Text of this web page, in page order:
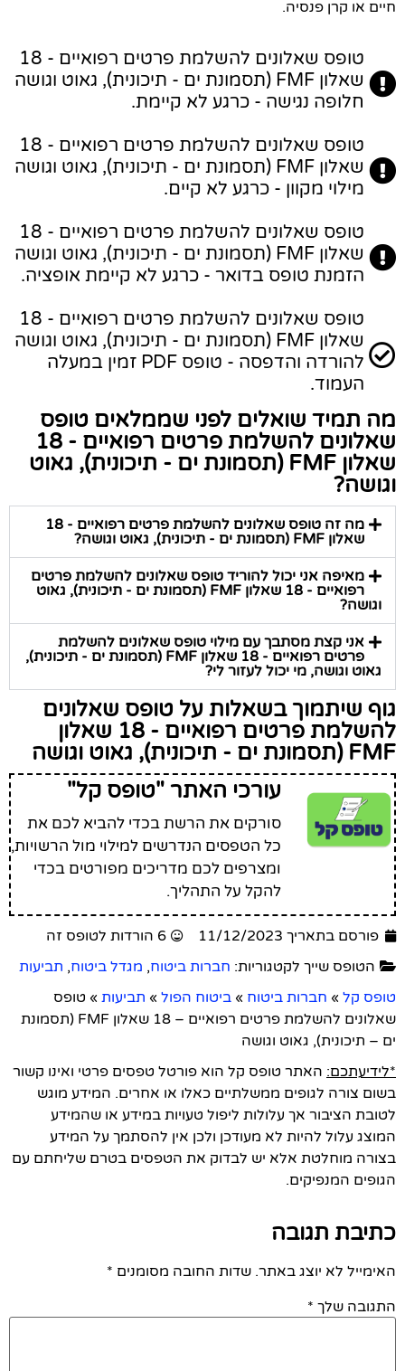
חיים או קרן פנסיה.
טופס שאלונים להשלמת פרטים רפואיים - 18
שאלון FMF (תסמונת ים - תיכונית), גאוט וגושה
חלופה נגישה - כרגע לא קיימת.
טופס שאלונים להשלמת פרטים רפואיים - 18
שאלון FMF (תסמונת ים - תיכונית), גאוט וגושה
מילוי מקוון - כרגע לא קיים.
טופס שאלונים להשלמת פרטים רפואיים - 18
שאלון FMF (תסמונת ים - תיכונית), גאוט וגושה
הזמנת טופס בדואר - כרגע לא קיימת אופציה.
טופס שאלונים להשלמת פרטים רפואיים - 18
שאלון FMF (תסמונת ים - תיכונית), גאוט וגושה
להורדה והדפסה - טופס PDF זמין במעלה
העמוד.
מה תמיד שואלים לפני שממלאים טופס
שאלונים להשלמת פרטים רפואיים - 18
שאלון FMF (תסמונת ים - תיכונית), גאוט
וגושה?
מה זה טופס שאלונים להשלמת פרטים רפואיים - 18
שאלון FMF (תסמונת ים - תיכונית), גאוט וגושה?
מאיפה אני יכול להוריד טופס שאלונים להשלמת פרטים
רפואיים - 18 שאלון FMF (תסמונת ים - תיכונית), גאוט
וגושה?
אני קצת מסתבך עם מילוי טופס שאלונים להשלמת
פרטים רפואיים - 18 שאלון FMF (תסמונת ים - תיכונית),
גאוט וגושה, מי יכול לעזור לי?
גוף שיתמוך בשאלות על טופס שאלונים
להשלמת פרטים רפואיים - 18 שאלון
FMF (תסמונת ים - תיכונית), גאוט וגושה
עורכי האתר "טופס קל"
סורקים את הרשת בכדי להביא לכם את
כל הטפסים הנדרשים למילוי מול הרשויות,
ומצרפים לכם מדריכים מפורטים בכדי
להקל על התהליך.
פורסם בתאריך 11/12/2023
6 הורדות לטופס זה
הטופס שייך לקטגוריות: חברות ביטוח, מגדל ביטוח, תביעות
טופס קל » חברות ביטוח » ביטוח הפול » תביעות » טופס
שאלונים להשלמת פרטים רפואיים – 18 שאלון FMF (תסמונת
ים – תיכונית), גאוט וגושה
*לידיעתכם: האתר טופס קל הוא פורטל טפסים פרטי ואינו קשור
בשום צורה לגופים ממשלתיים כאלו או אחרים. המידע מוגש
לטובת הציבור אך עלולות ליפול טעויות במידע או שהמידע
המוצג עלול להיות לא מעודכן ולכן אין להסתמך על המידע
בצורה מוחלטת אלא יש לבדוק את הטפסים בטרם שליחתם עם
הגופים המנפיקים.
כתיבת תגובה
האימייל לא יוצג באתר. שדות החובה מסומנים *
התגובה שלך *